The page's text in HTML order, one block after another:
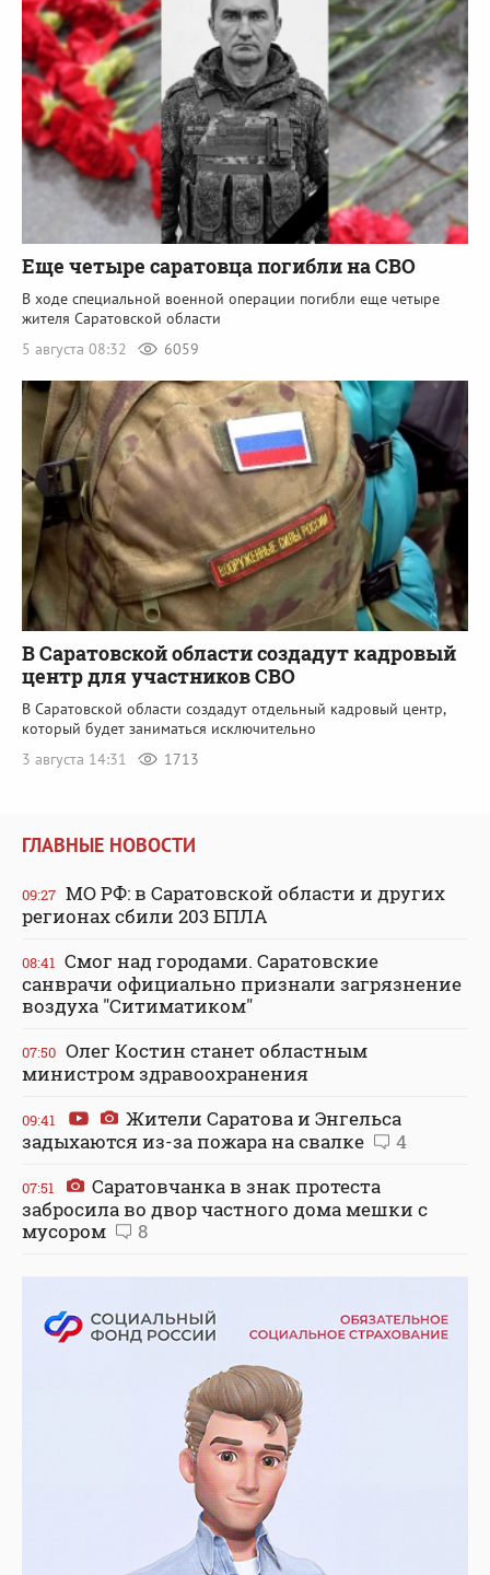
Еще четыре саратовца погибли на СВО
В ходе специальной военной операции погибли еще четыре
жителя Саратовской области
5 августа 08:32
6059
В Саратовской области создадут кадровый
центр для участников СВО
В Саратовской области создадут отдельный кадровый центр,
который будет заниматься исключительно
3 августа 14:31
1713
ГЛАВНЫЕ НОВОСТИ
09:27 МО РФ: в Саратовской области и других
регионах сбили 203 БПЛА
08:41 Смог над городами. Саратовские
санврачи официально признали загрязнение
воздуха "Ситиматиком"
07:50 Олег Костин станет областным
министром здравоохранения
09:41
Жители Саратова и Энгельса
задыхаются из-за пожара на свалке
4
07:51
Саратовчанка в знак протеста
забросила во двор частного дома мешки с
мусором
8